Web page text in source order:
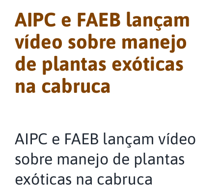
AIPC e FAEB lançam
vídeo sobre manejo
de plantas exóticas
na cabruca
AIPC e FAEB lançam vídeo
sobre manejo de plantas
exóticas na cabruca